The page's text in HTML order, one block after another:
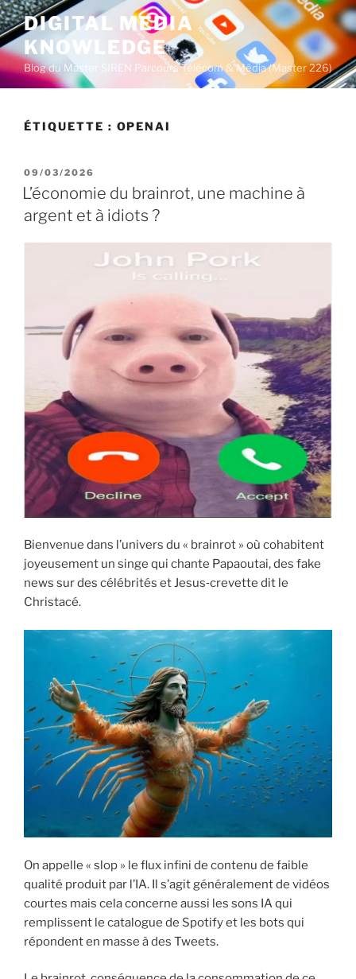
A
l
l
e
r
DIGITAL MEDIA
KNOWLEDGE
Blog du Master SIREN Parcours Télécom & Média (Master 226)
ÉTIQUETTE : OPENAI
P
U
B
L
É
09/03/2026
L’économie du brainrot, une machine à
argent et à idiots ?
Bienvenue dans l’univers du « brainrot » où cohabitent
joyeusement un singe qui chante Papaoutai, des fake
news sur des célébrités et Jesus‑crevette dit le
Christacé.
On appelle « slop » le flux infini de contenu de faible
qualité produit par l’IA. Il s’agit généralement de vidéos
courtes mais cela concerne aussi les sons IA qui
remplissent le catalogue de Spotify et les bots qui
répondent en masse à des Tweets.